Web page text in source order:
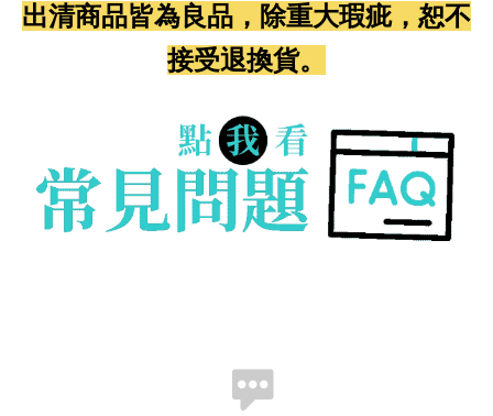
出清商品皆為良品，除重大瑕疵，恕不
接受退換貨。